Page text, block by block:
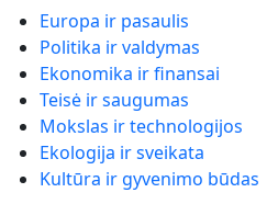
Europa ir pasaulis
Politika ir valdymas
Ekonomika ir finansai
Teisė ir saugumas
Mokslas ir technologijos
Ekologija ir sveikata
Kultūra ir gyvenimo būdas